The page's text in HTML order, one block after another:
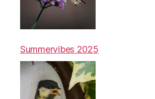
Summervibes 2025